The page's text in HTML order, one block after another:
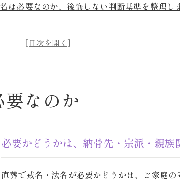
は必要なのか、後悔しない判断基準を整理し
養まで、僧侶主体で相談できます
ず必要なのか
葬で後悔しやすい場面
が、後から不安が残ることがあります
族説明が関わる場合は早めに確認しましょう
択が合う場合
ない」と同じ意味ではありません
なのか
必要かどうかは、納骨先・宗派・親族
直葬で戒名・法名が必要かどうかは、ご家庭